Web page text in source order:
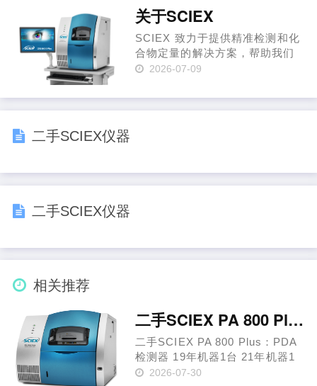
PA 800 Plus 制药分析系统，您
可以自信地确保生物制品取
得……
关于SCIEX
SCIEX 致力于提供精准检测和化
合物定量的解决方案，帮助我们
的客户保护和改善人类的健康和
50年的创新经验。从1981年成功
推出第一台SCIEX的商业化三重
2026-07-09
二手SCIEX仪器
二手SCIEX仪器
相关推荐
二手SCIEX PA 800 Plus：PDA检测器
二手SCIEX PA 800 Plus：PDA
检测器 19年机器1台 21年机器1
台 生物治疗性药物的变化不仅会
2026-07-30